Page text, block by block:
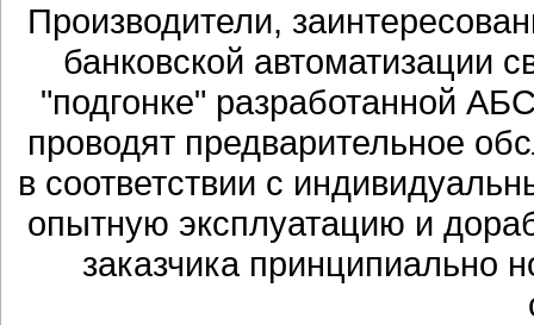
Производители,
банковской автоматизации
"подгонке" разработанной
проводят предварительное
в соответствии с
опытную эксплуатацию и
заказчика принципиально